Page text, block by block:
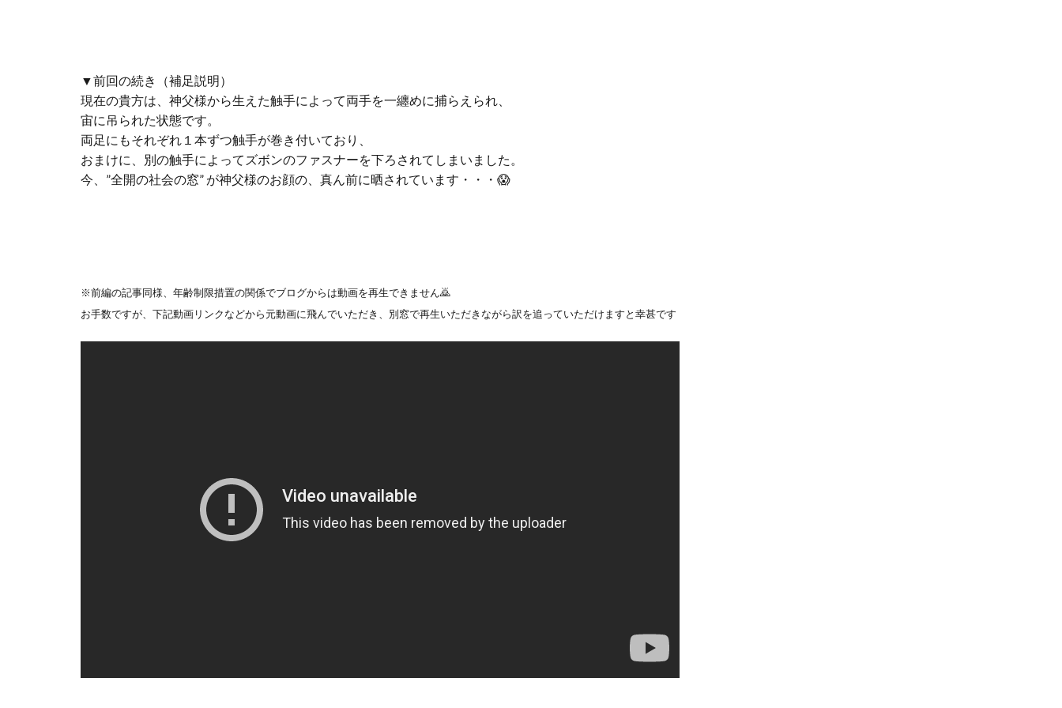
▼前回の続き（補足説明）
現在の貴方は、神父様から生えた触手によって両手を一纏めに捕らえられ、
宙に吊られた状態です。
両足にもそれぞれ１本ずつ触手が巻き付いており、
おまけに、別の触手によってズボンのファスナーを下ろされてしまいました。
今、”全開の社会の窓” が神父様のお顔の、真ん前に晒されています・・・😱
※前編の記事同様、年齢制限措置の関係でブログからは動画を再生できません🙇
お手数ですが、下記動画リンクなどから元動画に飛んでいただき、別窓で再生いただきながら訳を追っていただけますと幸甚です